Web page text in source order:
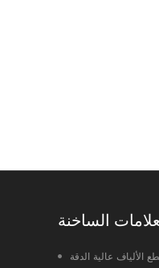
الساخنة
الألياف عالية الدقة